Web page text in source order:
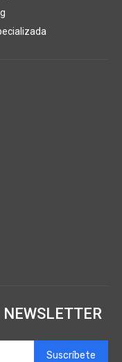
NEWSLETTER
Suscríbete